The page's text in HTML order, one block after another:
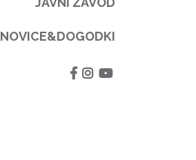
NOVICE&DOGODKI